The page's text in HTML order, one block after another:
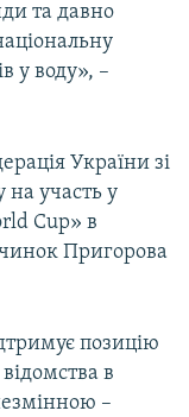
та давно
у воду», –
України зі
на участь у
Cup» в
Пригорова
позицію
в
–